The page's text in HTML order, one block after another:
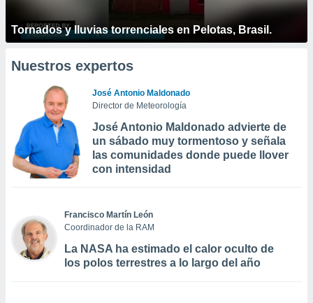
Tornados y lluvias torrenciales en Pelotas, Brasil.
Nuestros expertos
José Antonio Maldonado
Director de Meteorología
José Antonio Maldonado advierte de
un sábado muy tormentoso y señala
las comunidades donde puede llover
con intensidad
Francisco Martín León
Coordinador de la RAM
La NASA ha estimado el calor oculto de
los polos terrestres a lo largo del año